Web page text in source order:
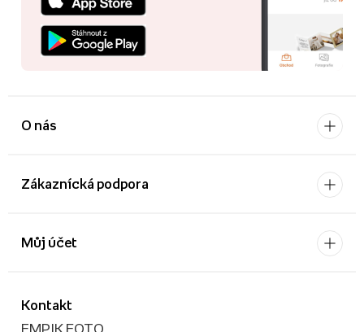
O nás
Zákaznícká podpora
Kontakt
EMPIK FOTO
Můj účet